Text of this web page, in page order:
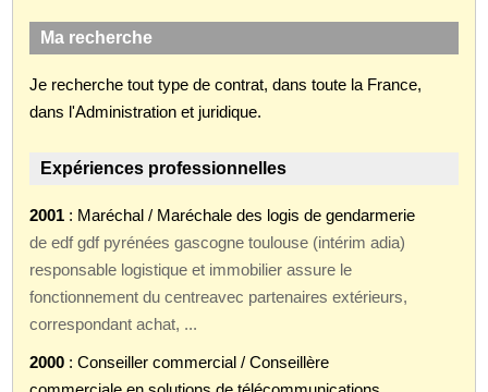
Ma recherche
Je recherche tout type de contrat, dans toute la France,
dans l'Administration et juridique.
Expériences professionnelles
2001 : Maréchal / Maréchale des logis de gendarmerie
de edf gdf pyrénées gascogne toulouse (intérim adia)
responsable logistique et immobilier assure le
fonctionnement du centreavec partenaires extérieurs,
correspondant achat, ...
2000 : Conseiller commercial / Conseillère